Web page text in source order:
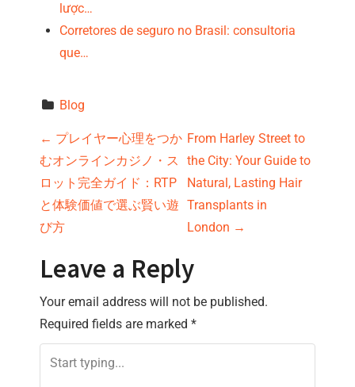
lược…
Corretores de seguro no Brasil: consultoria
que…
Blog
P
o
s
t
n
a
v
← プレイヤー心理をつか
むオンラインカジノ・ス
ロット完全ガイド：RTP
と体験価値で選ぶ賢い遊
び方
From Harley Street to
the City: Your Guide to
Natural, Lasting Hair
Transplants in
London →
Leave a Reply
Your email address will not be published.
Required fields are marked *